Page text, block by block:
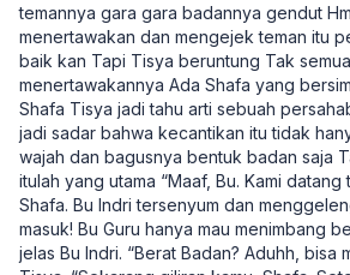
temannya gara gara badannya gendut
menertawakan dan mengejek teman itu
baik kan Tapi Tisya beruntung Tak
menertawakannya Ada Shafa yang
Shafa Tisya jadi tahu arti sebuah
jadi sadar bahwa kecantikan itu tidak
wajah dan bagusnya bentuk badan saja
itulah yang utama “Maaf, Bu. Kami datang
Shafa. Bu Indri tersenyum dan
masuk! Bu Guru hanya mau menimbang
jelas Bu Indri. “Berat Badan? Aduhh, bisa